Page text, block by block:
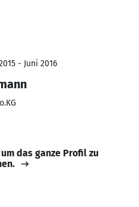
- Juni 2016
das ganze Profil zu